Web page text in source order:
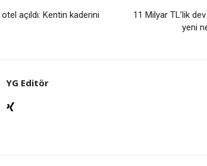
açıldı: Kentin kaderini
11 Milyar TL’lik
yeni
YG Editör